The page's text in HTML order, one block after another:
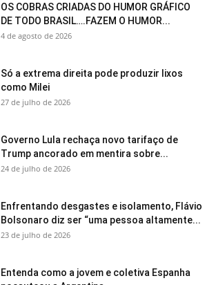
OS COBRAS CRIADAS DO HUMOR GRÁFICO
DE TODO BRASIL….FAZEM O HUMOR...
4 de agosto de 2026
Só a extrema direita pode produzir lixos
como Milei
27 de julho de 2026
Governo Lula rechaça novo tarifaço de
Trump ancorado em mentira sobre...
24 de julho de 2026
Enfrentando desgastes e isolamento, Flávio
Bolsonaro diz ser “uma pessoa altamente...
23 de julho de 2026
Entenda como a jovem e coletiva Espanha